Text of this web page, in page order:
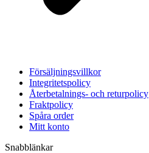
Försäljningsvillkor
Integritetspolicy
Återbetalnings- och returpolicy
Fraktpolicy
Spåra order
Mitt konto
Snabblänkar